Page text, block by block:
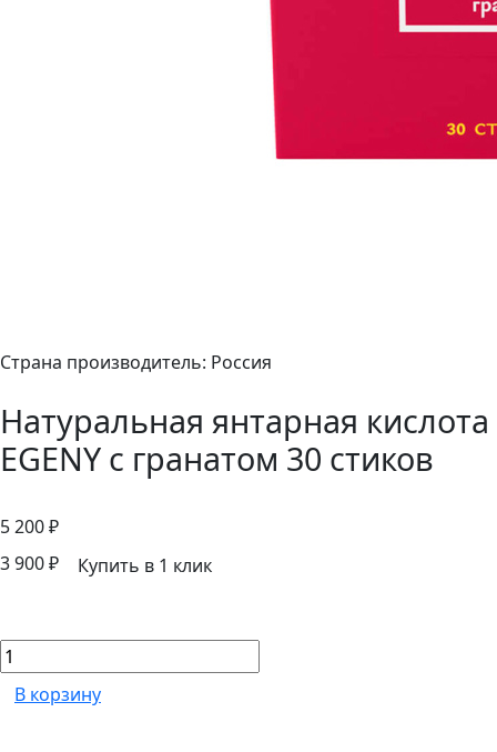
Страна производитель: Россия
Натуральная янтарная кислота
EGENY с гранатом 30 стиков
5 200 ₽
3 900 ₽
Купить в 1 клик
В корзину